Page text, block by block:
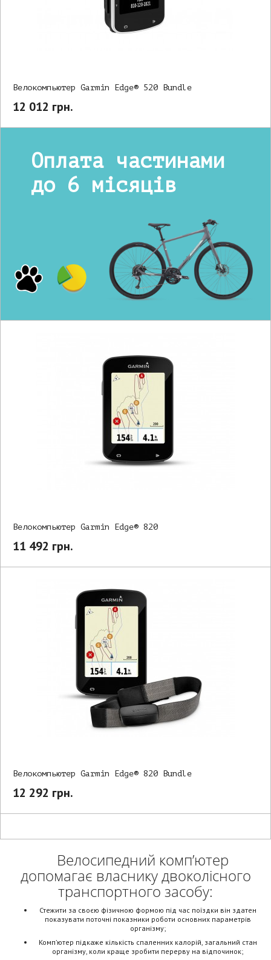
Велокомпьютер Garmin Edge® 520 Bundle
12 012 грн.
Оплата частинами
до 6 місяців
Велокомпьютер Garmin Edge® 820
11 492 грн.
Велокомпьютер Garmin Edge® 820 Bundle
12 292 грн.
Велосипедний комп’ютер
допомагає власнику двоколісного
транспортного засобу:
Стежити за своєю фізичною формою під час поїздки він здатен
показувати поточні показники роботи основних параметрів
організму;
Комп’ютер підкаже кількість спаленних калорій, загальний стан
організму, коли краще зробити перерву на відпочинок;